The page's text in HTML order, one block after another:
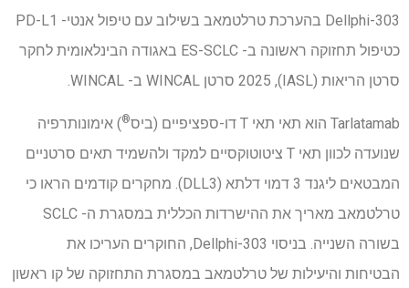
Dellphi-303 בהערכת טרלטמאב בשילוב עם טיפול אנטי- PD-L1
כטיפול תחזוקה ראשונה ב- ES-SCLC באגודה הבינלאומית לחקר
סרטן הריאות (IASL), 2025 סרטן WINCAL ב- WINCAL.
Tarlatamab הוא תאי תאי T דו-ספציפיים (ביס ®) אימונותרפיה
שנועדה לכוון תאי T ציטוטוקסיים למקד ולהשמיד תאים סרטניים
המבטאים ליגנד 3 דמוי דלתא (DLL3). מחקרים קודמים הראו כי
טרלטמאב מאריך את ההישרדות הכללית במסגרת ה- SCLC
בשורה השנייה. בניסוי Dellphi-303, החוקרים העריכו את
הבטיחות והיעילות של טרלטמאב במסגרת התחזוקה של קו ראשון